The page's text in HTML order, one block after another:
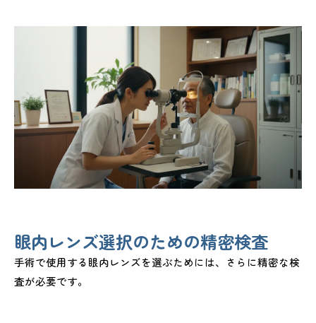
眼内レンズ選択のための精密検査
手術で使用する眼内レンズを選ぶためには、さらに精密な検
査が必要です。